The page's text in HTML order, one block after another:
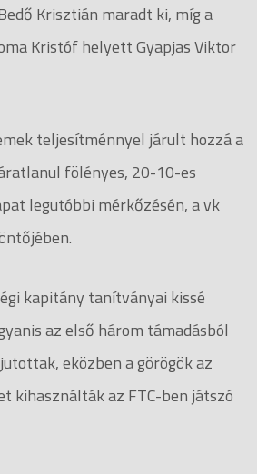
Krisztián maradt ki, míg a
Kristóf helyett Gyapjas Viktor
teljesítménnyel járult hozzá a
fölényes, 20-10-es
legutóbbi mérkőzésén, a vk
kapitány tanítványai kissé
az első három támadásból
eközben a görögök az
kihasználták az FTC-ben játszó